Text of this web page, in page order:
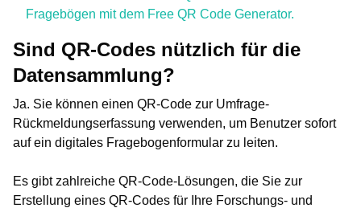
Fragebögen mit dem Free QR Code Generator.
Sind QR-Codes nützlich für die
Datensammlung?
Ja. Sie können einen QR-Code zur Umfrage-
Rückmeldungserfassung verwenden, um Benutzer sofort
auf ein digitales Fragebogenformular zu leiten.
Es gibt zahlreiche QR-Code-Lösungen, die Sie zur
Erstellung eines QR-Codes für Ihre Forschungs- und